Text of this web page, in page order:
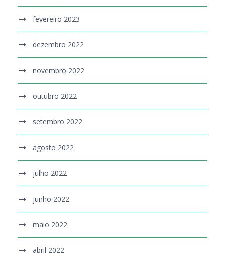
fevereiro 2023
dezembro 2022
novembro 2022
outubro 2022
setembro 2022
agosto 2022
julho 2022
junho 2022
maio 2022
abril 2022